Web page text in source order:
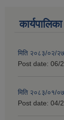
कार्यपालिका
मिति २०८३/०२/२७
Post date: 06/
मिति २०८३/०१/०७
Post date: 04/